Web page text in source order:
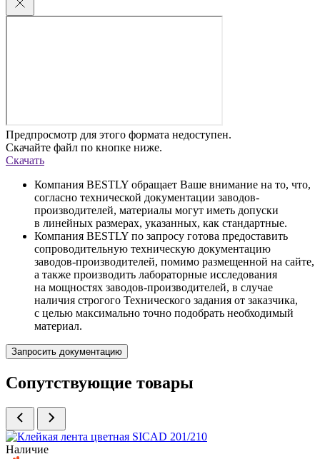
Предпросмотр для этого формата недоступен.
Скачайте файл по кнопке ниже.
Скачать
Компания BESTLY обращает Ваше внимание на то, что,
согласно технической документации заводов-
производителей, материалы могут иметь допуски
в линейных размерах, указанных, как стандартные.
Компания BESTLY по запросу готова предоставить
сопроводительную техническую документацию
заводов-производителей, помимо размещенной на сайте,
а также производить лабораторные исследования
на мощностях заводов-производителей, в случае
наличия строгого Технического задания от заказчика,
с целью максимально точно подобрать необходимый
материал.
Запросить документацию
Сопутствующие товары
Наличие